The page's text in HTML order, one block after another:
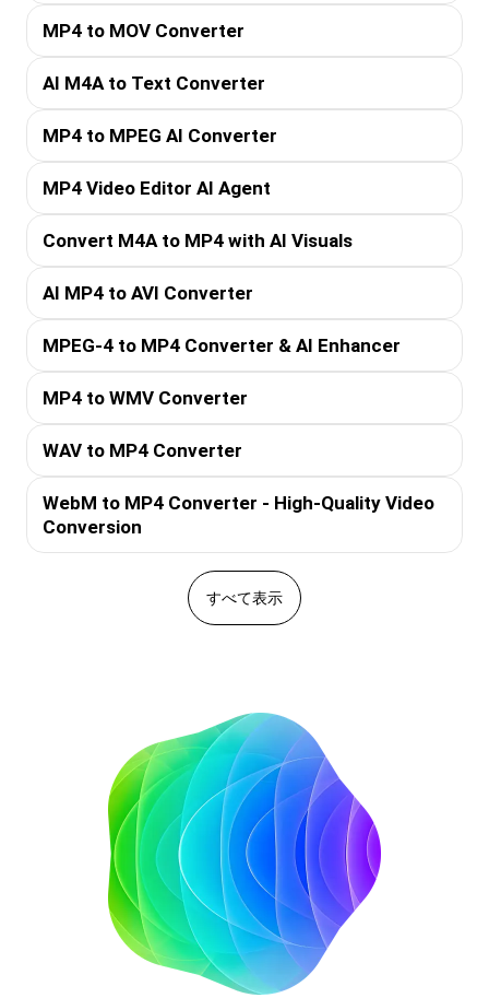
MP4 to MOV Converter
AI M4A to Text Converter
MP4 to MPEG AI Converter
MP4 Video Editor AI Agent
Convert M4A to MP4 with AI Visuals
AI MP4 to AVI Converter
MPEG-4 to MP4 Converter & AI Enhancer
MP4 to WMV Converter
WAV to MP4 Converter
WebM to MP4 Converter - High-Quality Video
Conversion
すべて表示